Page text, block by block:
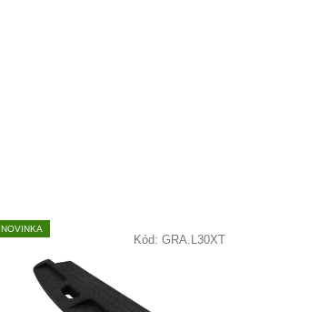
NOVINKA
Kód: GRA.L30XT